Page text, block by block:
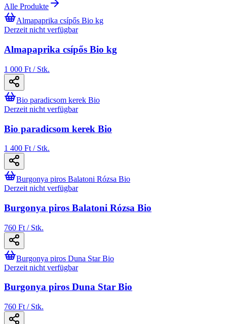
Alle Produkte
Almapaprika csípős Bio kg
Derzeit nicht verfügbar
Almapaprika csípős Bio kg
1 000 Ft / Stk.
Bio paradicsom kerek Bio
Derzeit nicht verfügbar
Bio paradicsom kerek Bio
1 400 Ft / Stk.
Burgonya piros Balatoni Rózsa Bio
Derzeit nicht verfügbar
Burgonya piros Balatoni Rózsa Bio
760 Ft / Stk.
Burgonya piros Duna Star Bio
Derzeit nicht verfügbar
Burgonya piros Duna Star Bio
760 Ft / Stk.